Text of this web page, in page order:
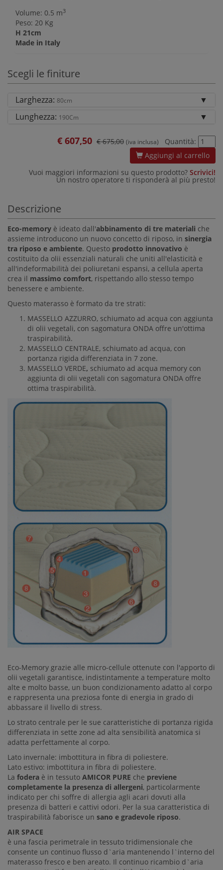
Volume: 0.5 m3
Peso: 20 Kg
H 21cm
Made in Italy
Scegli le finiture
Larghezza: 80cm
Lunghezza: 190Cm
€ 607,50 € 675,00 (iva inclusa)
Quantità:
Aggiungi al carrello
Vuoi maggiori informazioni su questo prodotto? Scrivici!
Un nostro operatore ti risponderà al più presto!
Descrizione
Eco-memory è ideato dall'abbinamento di tre materiali che
assieme introducono un nuovo concetto di riposo, in sinergia
tra riposo e ambiente. Questo prodotto innovativo è
costituito da olii essenziali naturali che uniti all'elasticità e
all'indeformabilità dei poliuretani espansi, a cellula aperta
crea il massimo comfort, rispettando allo stesso tempo
benessere e ambiente.
Questo materasso è formato da tre strati:
MASSELLO AZZURRO, schiumato ad acqua con aggiunta
di olii vegetali, con sagomatura ONDA offre un'ottima
traspirabilità.
MASSELLO CENTRALE, schiumato ad acqua, con
portanza rigida differenziata in 7 zone.
MASSELLO VERDE, schiumato ad acqua memory con
aggiunta di olii vegetali con sagomatura ONDA offre
ottima traspirabilità.
Eco-Memory grazie alle micro-cellule ottenute con l'apporto di
olii vegetali garantisce, indistintamente a temperature molto
alte e molto basse, un buon condizionamento adatto al corpo
e rappresenta una preziosa fonte di energia in grado di
abbassare il livello di stress.
Lo strato centrale per le sue caratteristiche di portanza rigida
differenziata in sette zone ad alta sensibilità anatomica si
adatta perfettamente al corpo.
Lato invernale: imbottitura in fibra di poliestere.
Lato estivo: imbottitura in fibra di poliestere.
La fodera è in tessuto AMICOR PURE che previene
completamente la presenza di allergeni, particolarmente
indicato per chi soffre di allergia agli acari dovuti alla
presenza di batteri e cattivi odori. Per la sua caratteristica di
traspirabilità faborisce un sano e gradevole riposo.
AIR SPACE
è una fascia perimetrale in tessuto tridimensionale che
consente un continuo flusso d`aria mantenendo l`interno del
materasso fresco e ben areato. Il continuo ricambio d`aria